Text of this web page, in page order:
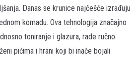
Danas se krunice najčešće izrađuju
komadu. Ova tehnologija značajno
toniranje i glazura, rade ručno.
pićima i hrani koji bi inače bojali